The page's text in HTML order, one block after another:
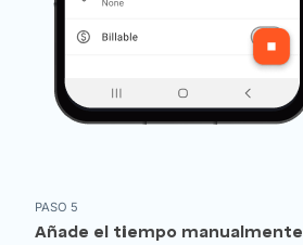
PASO 5
Añade el tiempo manualmente